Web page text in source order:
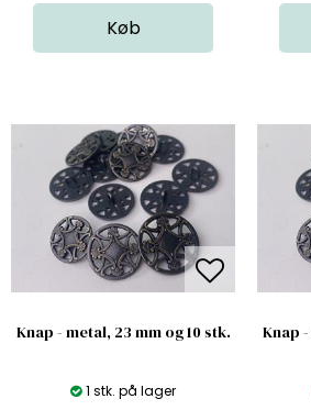
Knap - metal, 23 mm og 10 stk.
1 stk. på lager
Knap